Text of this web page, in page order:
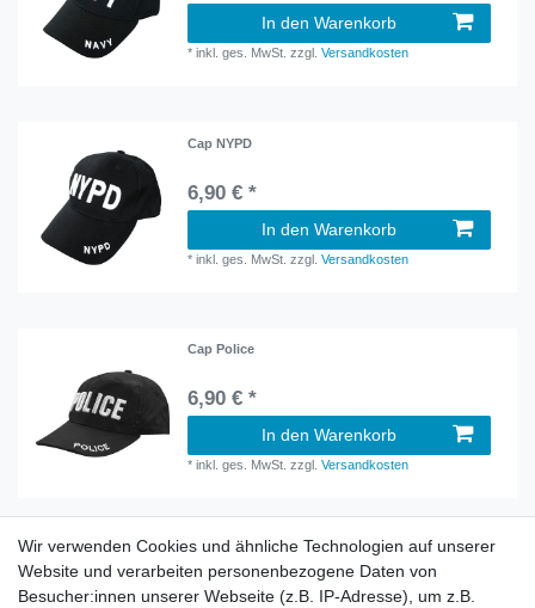
In den Warenkorb
*inkl. ges. MwSt. zzgl.Versandkosten
Cap NYPD
6,90 € *
In den Warenkorb
*inkl. ges. MwSt. zzgl.Versandkosten
Cap Police
6,90 € *
In den Warenkorb
*inkl. ges. MwSt. zzgl.Versandkosten
Information
Versand mit DHL weltweit
Wir verwenden Cookies und ähnliche Technologien auf unserer
Website und verarbeiten personenbezogene Daten von
Besucher:innen unserer Webseite (z.B. IP-Adresse), um z.B.